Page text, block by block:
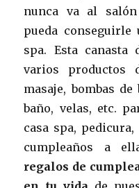
nunca va al
pueda conseguirle
spa. Esta canasta
varios productos
masaje, bombas
baño, velas, etc.
casa spa,
cumpleaños a
regalos de